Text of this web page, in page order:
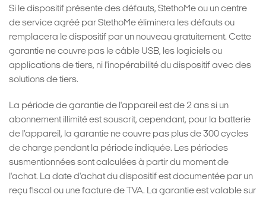
Si le dispositif présente des défauts, StethoMe ou un centre
de service agréé par StethoMe éliminera les défauts ou
remplacera le dispositif par un nouveau gratuitement. Cette
garantie ne couvre pas le câble USB, les logiciels ou
applications de tiers, ni l'inopérabilité du dispositif avec des
solutions de tiers.
La période de garantie de l'appareil est de 2 ans si un
abonnement illimité est souscrit, cependant, pour la batterie
de l'appareil, la garantie ne couvre pas plus de 300 cycles
de charge pendant la période indiquée. Les périodes
susmentionnées sont calculées à partir du moment de
l'achat. La date d'achat du dispositif est documentée par un
reçu fiscal ou une facture de TVA. La garantie est valable sur